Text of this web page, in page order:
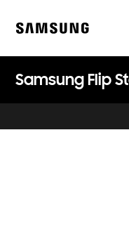
content
Samsung Flip